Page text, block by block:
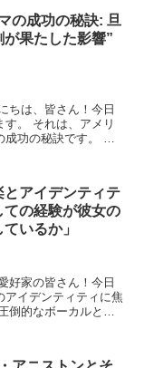
の成功の秘訣: 旦
果たした影響”
ちは、皆さん！今日
。 それは、アメリ
成功の秘訣です。 特
とアイデンティテ
ての経験が彼女の
いるか」
好家の皆さん！今日
アイデンティティに焦
倒的なボーカルと感